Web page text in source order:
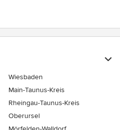
Wiesbaden
Main-Taunus-Kreis
Rheingau-Taunus-Kreis
Oberursel